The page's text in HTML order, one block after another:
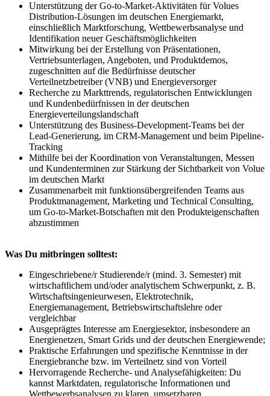
Unterstützung der Go-to-Market-Aktivitäten für Volues
Distribution-Lösungen im deutschen Energiemarkt,
einschließlich Marktforschung, Wettbewerbsanalyse und
Identifikation neuer Geschäftsmöglichkeiten
Mitwirkung bei der Erstellung von Präsentationen,
Vertriebsunterlagen, Angeboten, und Produktdemos,
zugeschnitten auf die Bedürfnisse deutscher
Verteilnetzbetreiber (VNB) und Energieversorger
Recherche zu Markttrends, regulatorischen Entwicklungen
und Kundenbedürfnissen in der deutschen
Energieverteilungslandschaft
Unterstützung des Business-Development-Teams bei der
Lead-Generierung, im CRM-Management und beim Pipeline-
Tracking
Mithilfe bei der Koordination von Veranstaltungen, Messen
und Kundenterminen zur Stärkung der Sichtbarkeit von Volue
im deutschen Markt
Zusammenarbeit mit funktionsübergreifenden Teams aus
Produktmanagement, Marketing und Technical Consulting,
um Go-to-Market-Botschaften mit den Produkteigenschaften
abzustimmen
Was Du mitbringen solltest:
Eingeschriebene/r Studierende/r (mind. 3. Semester) mit
wirtschaftlichem und/oder analytischem Schwerpunkt, z. B.
Wirtschaftsingenieurwesen, Elektrotechnik,
Energiemanagement, Betriebswirtschaftslehre oder
vergleichbar
Ausgeprägtes Interesse am Energiesektor, insbesondere an
Energienetzen, Smart Grids und der deutschen Energiewende;
Praktische Erfahrungen und spezifische Kenntnisse in der
Energiebranche bzw. im Verteilnetz sind von Vorteil
Hervorragende Recherche- und Analysefähigkeiten: Du
kannst Marktdaten, regulatorische Informationen und
Wettbewerbsanalysen zu klaren, umsetzbaren